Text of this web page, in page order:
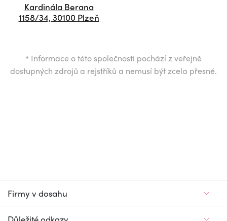
Kardinála Berana
1158/34, 30100 Plzeň
* Informace o této společnosti pochází z veřejně
dostupných zdrojů a rejstříků a nemusí být zcela přesné.
Firmy v dosahu